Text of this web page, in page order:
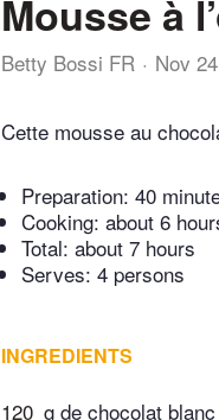
Mousse à
Betty Bossi FR Nov
Cette mousse au
Preparation: 40
Cooking: about 6
Total: about 7 hours
Serves: 4 persons
INGREDIENTS
120 g de chocolat blanc